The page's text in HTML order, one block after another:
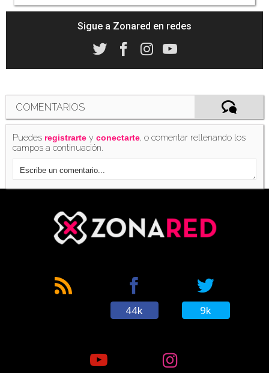
Sigue a Zonared en redes
COMENTARIOS
Puedes registrarte yconectarte, o comentar rellenando los
campos a continuación.
44k 9k